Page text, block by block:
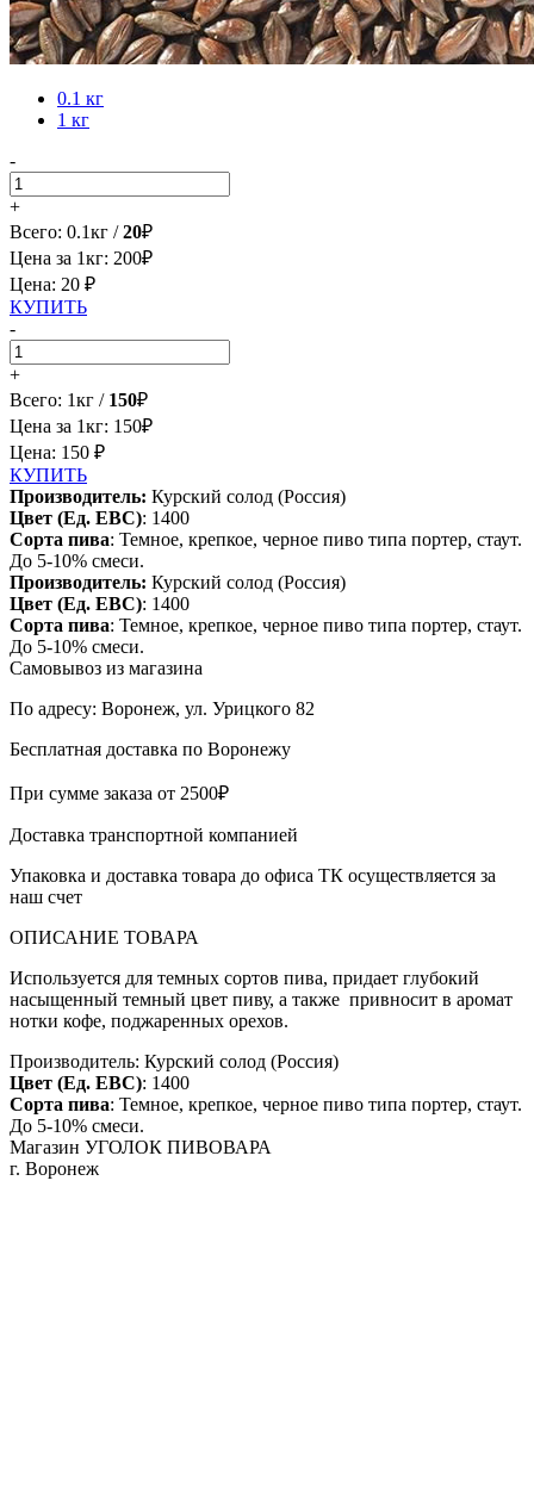
0.1 кг
1 кг
-
+
Всего: 0.1кг /20₽
Цена за 1кг: 200₽
Цена: 20 ₽
КУПИТЬ
-
+
Всего: 1кг / 150₽
Цена за 1кг: 150₽
Цена: 150 ₽
КУПИТЬ
Производитель: Курский солод (Россия)
Цвет (Ед. EBC): 1400
Сорта пива: Темное, крепкое, черное пиво типа портер, стаут.
До 5-10% смеси.
Производитель: Курский солод (Россия)
Цвет (Ед. EBC): 1400
Сорта пива: Темное, крепкое, черное пиво типа портер, стаут.
До 5-10% смеси.
Самовывоз из магазина
По адресу: Воронеж, ул. Урицкого 82
Бесплатная доставка по Воронежу
При сумме заказа от 2500₽
Доставка транспортной компанией
Упаковка и доставка товара до офиса ТК осуществляется за
наш счет
ОПИСАНИЕ ТОВАРА
Используется для темных сортов пива, придает глубокий
насыщенный темный цвет пиву, а также привносит в аромат
нотки кофе, поджаренных орехов.
Производитель: Курский солод (Россия)
Цвет (Ед. EBC): 1400
Сорта пива: Темное, крепкое, черное пиво типа портер, стаут.
До 5-10% смеси.
Магазин УГОЛОК ПИВОВАРА
г. Воронеж